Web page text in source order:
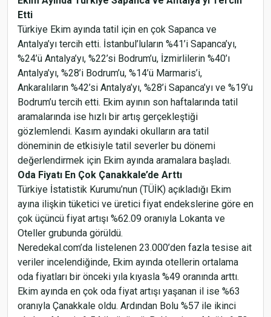
Etti
Türkiye Ekim ayında tatil için en çok Sapanca ve
Antalya’yı tercih etti. İstanbul’luların %41’i Sapanca’yı,
%24’ü Antalya’yı, %22’si Bodrum’u, İzmirlilerin %40’ı
Antalya’yı, %28’i Bodrum’u, %14’ü Marmaris’i,
Ankaralıların %42’si Antalya’yı, %28’i Sapanca’yı ve %19’u
Bodrum’u tercih etti. Ekim ayının son haftalarında tatil
aramalarında ise hızlı bir artış gerçekleştiği
gözlemlendi. Kasım ayındaki okulların ara tatil
döneminin de etkisiyle tatil severler bu dönemi
değerlendirmek için Ekim ayında aramalara başladı.
Oda Fiyatı En Çok Çanakkale’de Arttı
Türkiye İstatistik Kurumu’nun (TÜİK) açıkladığı Ekim
ayına ilişkin tüketici ve üretici fiyat endekslerine göre en
çok üçüncü fiyat artışı %62.09 oranıyla Lokanta ve
Oteller grubunda görüldü.
Neredekal.com’da listelenen 23.000’den fazla tesise ait
veriler incelendiğinde, Ekim ayında otellerin ortalama
oda fiyatları bir önceki yıla kıyasla %49 oranında arttı.
Ekim ayında en çok oda fiyat artışı yaşanan il ise %63
oranıyla Çanakkale oldu. Ardından Bolu %57 ile ikinci